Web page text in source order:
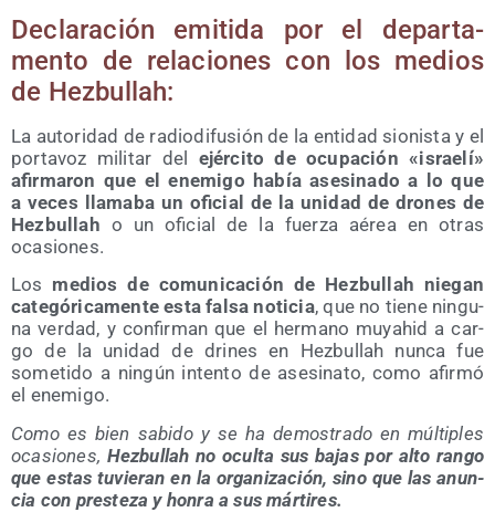
Decla­ra­ción emi­ti­da por el depar­ta­
men­to de rela­cio­nes con los medios
de Hezbullah:
La auto­ri­dad de radio­di­fu­sión de la enti­dad sio­nis­ta y el
por­ta­voz mili­tar del ejér­ci­to de ocu­pa­ción «israe­lí»
afir­ma­ron que el enemi­go había ase­si­na­do a lo que
a veces lla­ma­ba un ofi­cial de la uni­dad de dro­nes de
Hez­bu­llah o un ofi­cial de la fuer­za aérea en otras
ocasiones.
Los medios de comu­ni­ca­ción de Hez­bu­llah nie­gan
cate­gó­ri­ca­men­te esta fal­sa noti­cia, que no tie­ne nin­gu­
na ver­dad, y con­fir­man que el her­mano muyahid a car­
go de la uni­dad de dri­nes en Hez­bu­llah nun­ca fue
some­ti­do a nin­gún inten­to de ase­si­na­to, como afir­mó
el enemigo.
Como es bien sabi­do y se ha demos­tra­do en múl­ti­ples
oca­sio­nes, Hez­bu­llah no ocul­ta sus bajas por alto ran­go
que estas tuvie­ran en la orga­ni­za­ción, sino que las anun­
cia con pres­te­za y hon­ra a sus mártires.